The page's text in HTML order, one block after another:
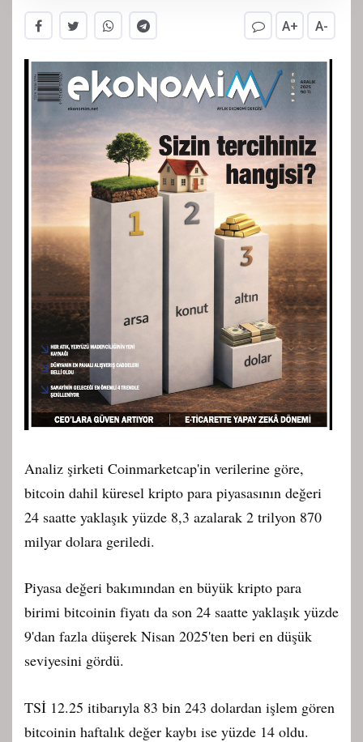
A+ A-
Analiz şirketi Coinmarketcap'in verilerine göre,
bitcoin dahil küresel kripto para piyasasının değeri
24 saatte yaklaşık yüzde 8,3 azalarak 2 trilyon 870
milyar dolara geriledi.
Piyasa değeri bakımından en büyük kripto para
birimi bitcoinin fiyatı da son 24 saatte yaklaşık yüzde
9'dan fazla düşerek Nisan 2025'ten beri en düşük
seviyesini gördü.
TSİ 12.25 itibarıyla 83 bin 243 dolardan işlem gören
bitcoinin haftalık değer kaybı ise yüzde 14 oldu.